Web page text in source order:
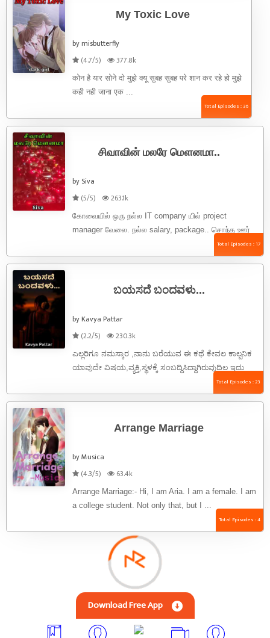
My Toxic Love
by misbutterfly
(4.7/5)
377.8k
कोन है यार सोने दो मुझे क्यू सुबह सुबह परे शान कर रहे हो मुझे
कही नही जाना एक ...
Total Episodes : 36
சிவாவின் மலரே மௌனமா..
by Siva
(5/5)
263.1k
கோவையில் ஒரு நல்ல IT company யில் project
manager வேலை. நல்ல salary, package.. சொந்த ஊர்
Total Episodes : 17
ಬಯಸದೆ ಬಂದವಳು...
by Kavya Pattar
(2.2/5)
230.3k
ಎಲ್ಲರಿಗೂ ನಮಸ್ಕಾರ ,ನಾನು ಬರೆಯುವ ಈ ಕಥೆ ಕೇವಲ ಕಾಲ್ಪನಿಕ
ಯಾವುದೇ ವಿಷಯ,ವ್ಯಕ್ತಿ,ಸ್ಥಳಕ್ಕೆ ಸಂಬದ್ದಿಸಿದ್ದಾಗಿರುವುದಿಲ್ಲ ಇದು
Total Episodes : 23
Arrange Marriage
by Musica
(4.3/5)
63.4k
Arrange Marriage:- Hi, I am Aria. I am a female. I am
a college student. Not only that, but I ...
Total Episodes : 4
Download Free App